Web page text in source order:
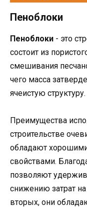
Пеноблоки
Пеноблоки - это
состоит из
смешивания
чего масса
ячеистую структуру.
Преимущества
строительстве
обладают
свойствами.
позволяют
снижению затрат
вторых, они